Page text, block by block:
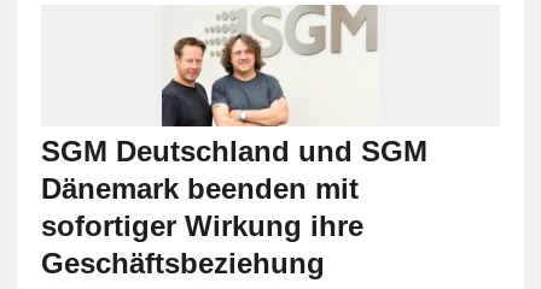
SGM Deutschland und SGM
Dänemark beenden mit
sofortiger Wirkung ihre
Geschäftsbeziehung